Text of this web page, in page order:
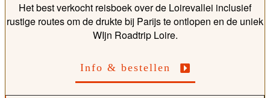
Het best verkocht reisboek over de Loirevallei inclusief
rustige routes om de drukte bij Parijs te ontlopen en de uniek
WIjn Roadtrip Loire.
Info & bestellen